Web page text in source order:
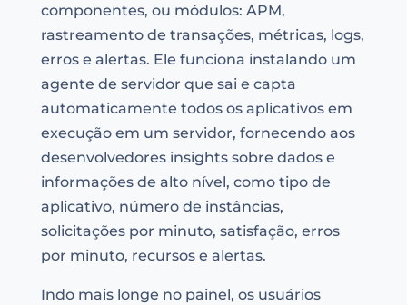
componentes, ou módulos: APM,
rastreamento de transações, métricas, logs,
erros e alertas. Ele funciona instalando um
agente de servidor que sai e capta
automaticamente todos os aplicativos em
execução em um servidor, fornecendo aos
desenvolvedores insights sobre dados e
informações de alto nível, como tipo de
aplicativo, número de instâncias,
solicitações por minuto, satisfação, erros
por minuto, recursos e alertas.
Indo mais longe no painel, os usuários